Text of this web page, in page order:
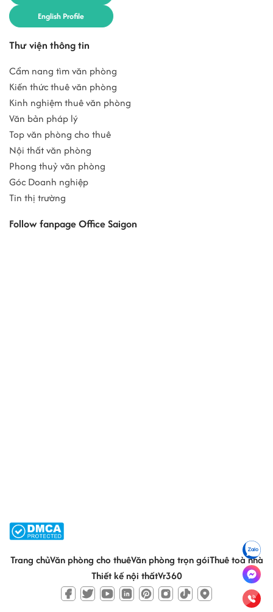
English Profile
Thư viện thông tin
Cẩm nang tìm văn phòng
Kiến thức thuê văn phòng
Kinh nghiệm thuê văn phòng
Văn bản pháp lý
Top văn phòng cho thuê
Nội thất văn phòng
Phong thuỷ văn phòng
Góc Doanh nghiệp
Tin thị trường
Follow fanpage Office Saigon
Trang chủVăn phòng cho thuêVăn phòng trọn góiThuê toà nhà
Thiết kế nội thấtVr360